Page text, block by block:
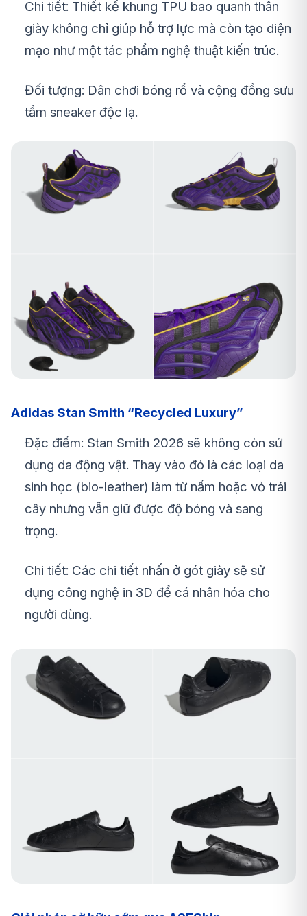
Chi tiết: Thiết kế khung TPU bao quanh thân
giày không chỉ giúp hỗ trợ lực mà còn tạo diện
mạo như một tác phẩm nghệ thuật kiến trúc.
Đối tượng: Dân chơi bóng rổ và cộng đồng sưu
tầm sneaker độc lạ.
Adidas Stan Smith “Recycled Luxury”
Đặc điểm: Stan Smith 2026 sẽ không còn sử
dụng da động vật. Thay vào đó là các loại da
sinh học (bio-leather) làm từ nấm hoặc vỏ trái
cây nhưng vẫn giữ được độ bóng và sang
trọng.
Chi tiết: Các chi tiết nhấn ở gót giày sẽ sử
dụng công nghệ in 3D để cá nhân hóa cho
người dùng.